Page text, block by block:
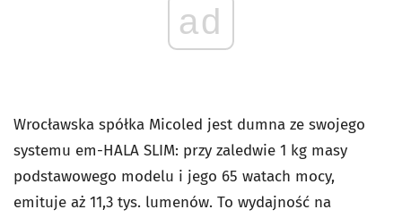
ad
Wrocławska spółka Micoled jest dumna ze swojego
systemu em-HALA SLIM: przy zaledwie 1 kg masy
podstawowego modelu i jego 65 watach mocy,
emituje aż 11,3 tys. lumenów. To wydajność na